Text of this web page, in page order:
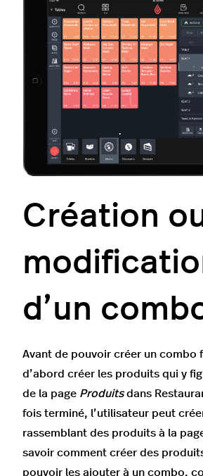
Création
d’un
Avant de pouvoir créer un combo
d’abord créer les produits qui y
de la page Produitsdans
fois terminé, l’utilisateur peut
rassemblant des produits à la
savoir comment créer des
pouvoir les ajouter à un combo,